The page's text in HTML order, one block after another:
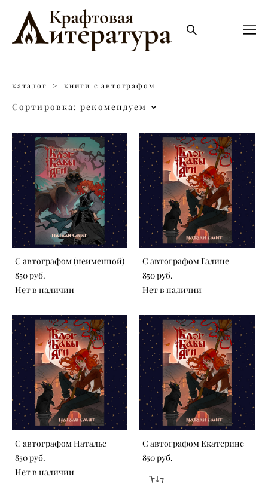
каталог > книги с автографом
Сортировка: рекомендуем
С автографом (неименной)
850 pуб.
Нет в наличии
С автографом Галине
850 pуб.
Нет в наличии
С автографом Наталье
850 pуб.
Нет в наличии
С автографом Екатерине
850 pуб.